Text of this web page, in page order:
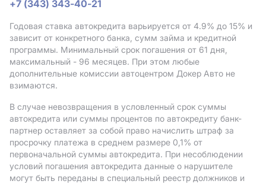
+7 (343) 343-40-21
Годовая ставка автокредита варьируется от 4.9% до 15% и
зависит от конкретного банка, сумм займа и кредитной
программы. Минимальный срок погашения от 61 дня,
максимальный - 96 месяцев. При этом любые
дополнительные комиссии автоцентром Докер Авто не
взимаются.
В случае невозвращения в условленный срок суммы
автокредита или суммы процентов по автокредиту банк-
партнер оставляет за собой право начислить штраф за
просрочку платежа в среднем размере 0,1% от
первоначальной суммы автокредита. При несоблюдении
условий погашения автокредита данные о нарушителе
могут быть переданы в специальный реестр должников и